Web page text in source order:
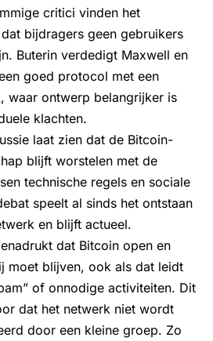
critici vinden het
bijdragers geen gebruikers
Buterin verdedigt Maxwell en
goed protocol met een
waar ontwerp belangrijker is
klachten.
laat zien dat de Bitcoin-
blijft worstelen met de
technische regels en sociale
speelt al sinds het ontstaan
en blijft actueel.
dat Bitcoin open en
moet blijven, ook als dat leidt
of onnodige activiteiten. Dit
dat het netwerk niet wordt
door een kleine groep. Zo